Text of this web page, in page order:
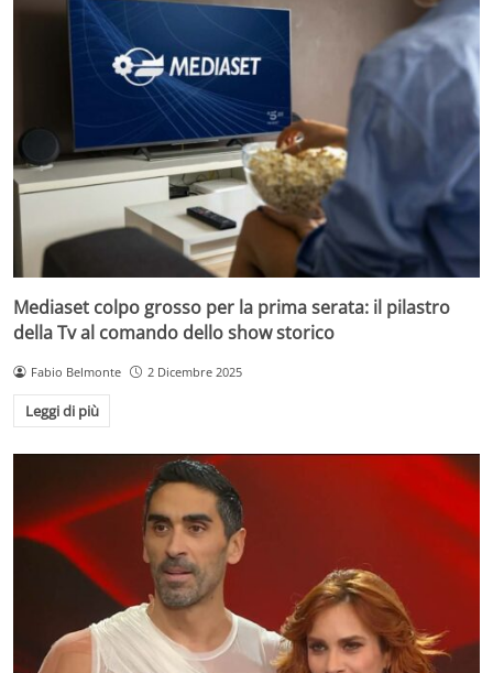
Mediaset colpo grosso per la prima serata: il pilastro
della Tv al comando dello show storico
Fabio Belmonte 2 Dicembre 2025
Leggi di più